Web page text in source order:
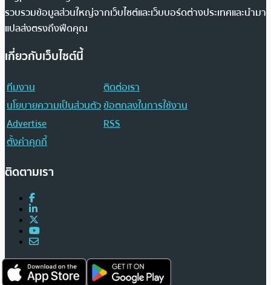
รวบรวมข้อมูลส่วนใหญ่จากเว็บไซต์และเว็บบอร์ดต่างประเทศและนำมา
แปลส่งตรงถึงฟีดคุณ
เกี่ยวกับเว็บไซต์นี้
ทีมงาน
ติดต่อเรา
นโยบายความเป็นส่วนตัวข้อตกลงในการใช้งาน
Advertise
RSS
ตั้งค่าคุกกี้
ติดตามเรา